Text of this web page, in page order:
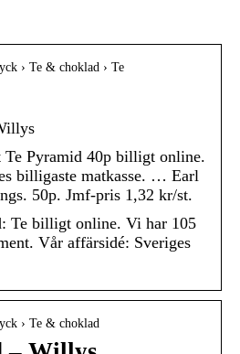
› Te & choklad › Te
Te Pyramid 40p billigt online.
billigaste matkasse. … Earl
50p. Jmf-pris 1,32 kr/st.
Te billigt online. Vi har 105
Vår affärsidé: Sveriges
› Te & choklad